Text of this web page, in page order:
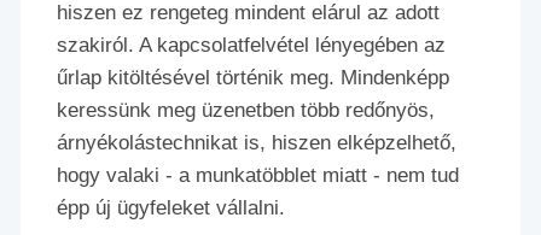
hiszen ez rengeteg mindent elárul az adott
szakiról. A kapcsolatfelvétel lényegében az
űrlap kitöltésével történik meg. Mindenképp
keressünk meg üzenetben több redőnyös,
árnyékolástechnikat is, hiszen elképzelhető,
hogy valaki - a munkatöbblet miatt - nem tud
épp új ügyfeleket vállalni.